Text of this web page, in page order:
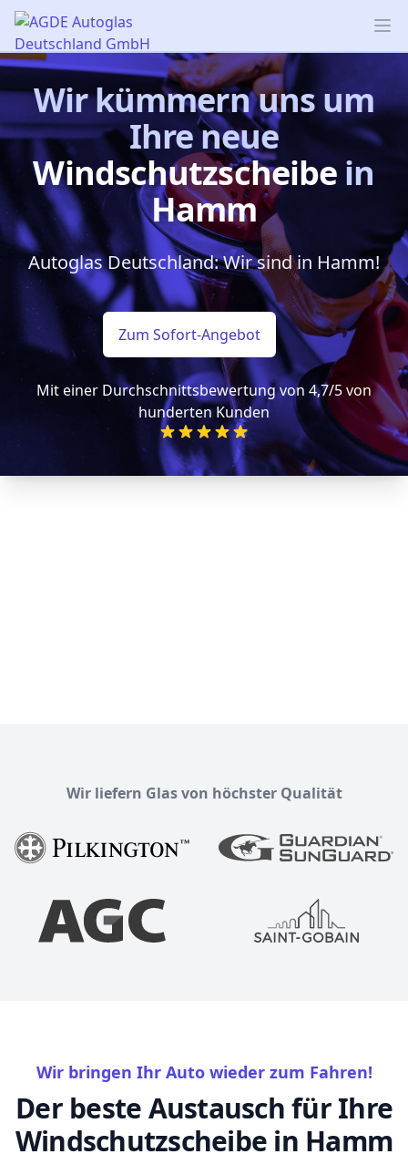
AGDE Autoglas Deutschland GmbH
Wir kümmern uns um
Ihre neue
Windschutzscheibe in
Hamm
Autoglas Deutschland: Wir sind in Hamm!
Zum Sofort-Angebot
Mit einer Durchschnittsbewertung von 4,7/5 von
hunderten Kunden
Wir liefern Glas von höchster Qualität
Wir bringen Ihr Auto wieder zum Fahren!
Der beste Austausch für Ihre
Windschutzscheibe in Hamm